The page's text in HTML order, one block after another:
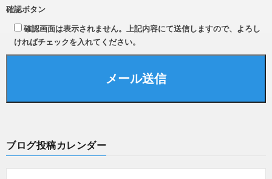
確認ボタン
確認画面は表示されません。上記内容にて送信しますので、よろし
ければチェックを入れてください。
ブログ投稿カレンダー